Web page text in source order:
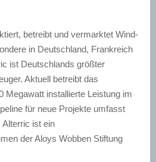
betreibt und vermarktet Wind-
in Deutschland, Frankreich
ist Deutschlands größter
Aktuell betreibt das
Megawatt installierte Leistung im
für neue Projekte umfasst
ist ein
der Aloys Wobben Stiftung